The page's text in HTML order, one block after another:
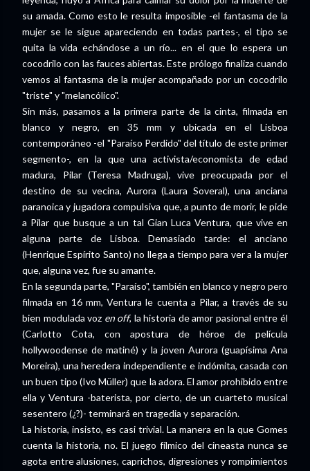
su amada. Como esto le resulta imposible -el fantasma de la
mujer se le sigue apareciendo en todas partes-, el tipo se
quita la vida echándose a un río... en el que lo espera un
cocodrilo con las fauces abiertas. Este prólogo finaliza cuando
vemos al fantasma de la mujer acompañado por un cocodrilo
"triste" y "melancólico".
Sin más, pasamos a la primera parte de la cinta, filmada en
blanco y negro, en 35 mm y ubicada en el Lisboa
contemporáneo -el "Paraíso Perdido" del título de este primer
segmento-, en la que una activista/economista de edad
madura, Pilar (Teresa Madruga), vive preocupada por el
destino de su vecina, Aurora (Laura Soveral), una anciana
paranoica y jugadora compulsiva que, a punto de morir, le pide
a Pilar que busque a un tal Gian Luca Ventura, que vive en
alguna parte de Lisboa. Demasiado tarde: el anciano
(Henrique Espírito Santo) no llega a tiempo para ver a la mujer
que, alguna vez, fue su amante.
En la segunda parte, "Paraíso", también en blanco y negro pero
filmada en 16 mm, Ventura le cuenta a Pilar, a través de su
bien modulada voz en off, la historia de amor pasional entre él
(Carlotto Cota, con apostura de héroe de película
hollywoodense de matiné) y la joven Aurora (guapísima Ana
Moreira), una heredera independiente e indómita, casada con
un buen tipo (Ivo Müller) que la adora. El amor prohibido entre
ella y Ventura -baterista, por cierto, de un cuarteto musical
sesentero (¿?)- terminará en tragedia y separación.
La historia, insisto, es casi trivial. La manera en la que Gomes
cuenta la historia, no. El juego fílmico del cineasta nunca se
agota entre alusiones, caprichos, digresiones y rompimientos